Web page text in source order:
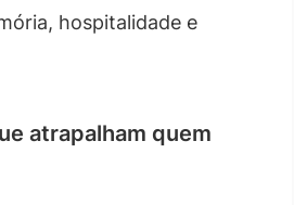
hospitalidade e
atrapalham quem